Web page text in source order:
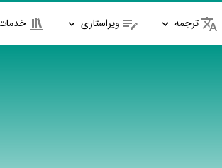
ترجمه ویراستاری